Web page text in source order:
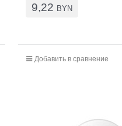
9,22 BYN
Добавить в сравнение